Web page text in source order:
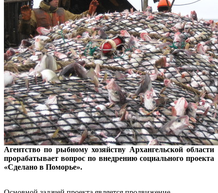
Агентство по рыбному хозяйству Архангельской области
прорабатывает вопрос по внедрению социального проекта
«Сделано в Поморье».